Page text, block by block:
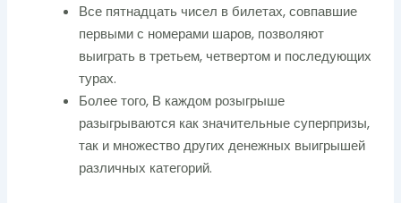
Все пятнадцать чисел в билетах, совпавшие
первыми с номерами шаров, позволяют
выиграть в третьем, четвертом и последующих
турах.
Более того, В каждом розыгрыше
разыгрываются как значительные суперпризы,
так и множество других денежных выигрышей
различных категорий.